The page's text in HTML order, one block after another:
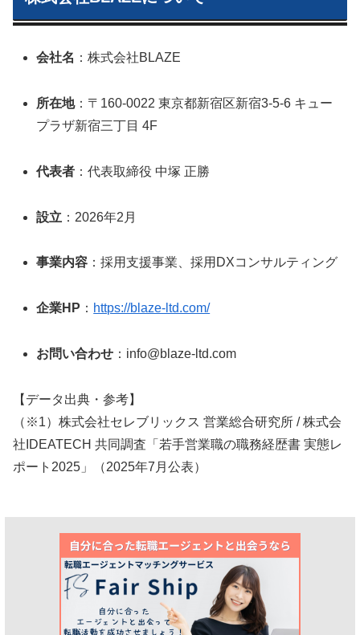
会社名 ：株式会社BLAZE
所在地：〒160-0022 東京都新宿区新宿3-5-6 キュー
プラザ新宿三丁目 4F
代表者 ：代表取締役 中塚 正勝
設立 ：2026年2月
事業内容 ：採用支援事業、採用DXコンサルティング
企業HP ： https://blaze-ltd.com/
お問い合わせ ：info@blaze-ltd.com
【データ出典・参考】
（※1）株式会社セレブリックス 営業総合研究所 / 株式会
社IDEATECH 共同調査「若手営業職の職務経歴書 実態レ
ポート2025」（2025年7月公表）